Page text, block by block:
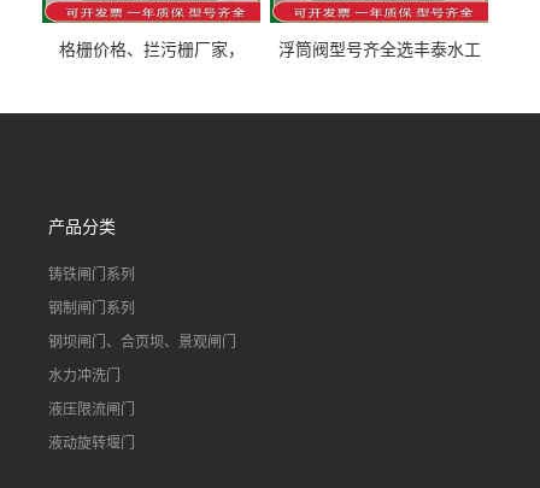
格栅价格、拦污栅厂家，
浮筒阀型号齐全选丰泰水工
道水库电站污水处理钢制闸
产品分类
铸铁闸门系列
钢制闸门系列
钢坝闸门、合页坝、景观闸门
水力冲洗门
液压限流闸门
液动旋转堰门